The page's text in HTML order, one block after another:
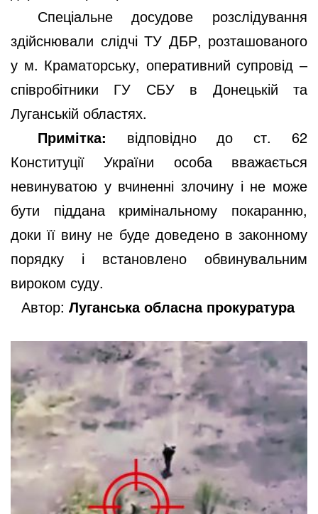
Спеціальне досудове розслідування
здійснювали слідчі ТУ ДБР, розташованого
у м. Краматорську, оперативний супровід ‒
співробітники ГУ СБУ в Донецькій та
Луганській областях.
Примітка: відповідно до ст. 62
Конституції України особа вважається
невинуватою у вчиненні злочину і не може
бути піддана кримінальному покаранню,
доки її вину не буде доведено в законному
порядку і встановлено обвинувальним
вироком суду.
Автор: Луганська обласна прокуратура